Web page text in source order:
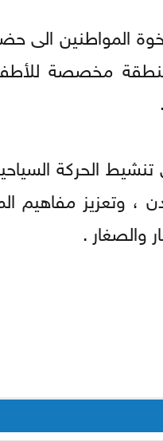
المواطنين الى
مخصصة
الحركة
، وتعزيز
والصغار .